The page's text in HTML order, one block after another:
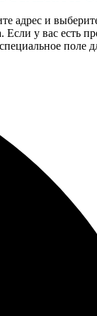
адрес и
Если у вас есть
поле
жена